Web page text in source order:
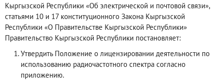
Кыргызской Республики «Об электрической и почтовой связи»,
статьями 10 и 17 конституционного Закона Кыргызской
Республики «О Правительстве Кыргызской Республики»
Правительство Кыргызской Республики постановляет:
Утвердить Положение о лицензировании деятельности по
использованию радиочастотного спектра согласно
приложению.